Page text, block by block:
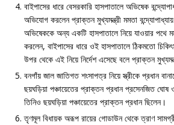
বাইপাসের ধারে বেসরকারি হাসপাতালে অভিষেক
অভিযোগ করলেন প্রাক্তন মুখ্যমন্ত্রী মমতা
অভিষেককে অন্য একটি হাসপাতালে নিয়ে যাওয়ার পথে
করলেন, বাইপাসের ধারে ওই হাসপাতালে ঠিকমতো
উপর থেকে এই নিয়ে নির্দেশ এসেছে বলে প্রাক্তন
বনগাঁয় জাল জাতিগত শংসাপত্র নিয়ে স্ত্রীকে প্রধান
ছয়ঘড়িয়া পঞ্চায়েতের প্রাক্তন প্রধান প্রসেনজিত ঘোষ
তিনিও ছয়ঘড়িয়া পঞ্চায়েতের প্রাক্তন প্রধান ছিলেন।
তৃণমূল বিধায়ক অরূপ রায়ের গোডাউন থেকে ত্রাণ